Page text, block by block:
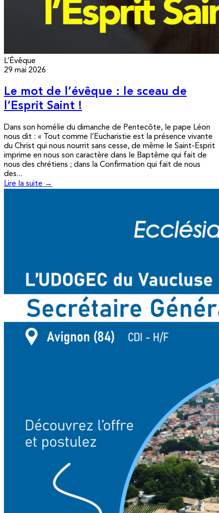
L’Évêque
29 mai 2026
Le mot de l’évêque : le sceau de
l’Esprit Saint !
Dans son homélie du dimanche de Pentecôte, le pape Léon
nous dit : « Tout comme l’Eucharistie est la présence vivante
du Christ qui nous nourrit sans cesse, de même le Saint-Esprit
imprime en nous son caractère dans le Baptême qui fait de
nous des chrétiens ; dans la Confirmation qui fait de nous
des...
Lire la suite →